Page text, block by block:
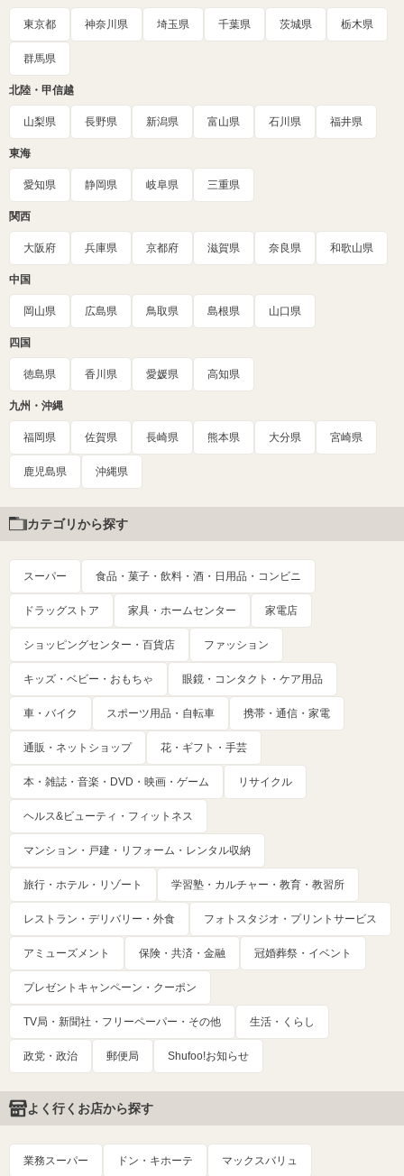
東京都 神奈川県 埼玉県 千葉県 茨城県 栃木県
群馬県
北陸・甲信越
山梨県 長野県 新潟県 富山県 石川県 福井県
東海
愛知県 静岡県 岐阜県 三重県
関西
大阪府 兵庫県 京都府 滋賀県 奈良県 和歌山県
中国
岡山県 広島県 鳥取県 島根県 山口県
四国
徳島県 香川県 愛媛県 高知県
九州・沖縄
福岡県 佐賀県 長崎県 熊本県 大分県 宮崎県
鹿児島県 沖縄県
カテゴリから探す
スーパー 食品・菓子・飲料・酒・日用品・コンビニ
ドラッグストア 家具・ホームセンター 家電店
ショッピングセンター・百貨店 ファッション
キッズ・ベビー・おもちゃ 眼鏡・コンタクト・ケア用品
車・バイク スポーツ用品・自転車 携帯・通信・家電
通販・ネットショップ 花・ギフト・手芸
本・雑誌・音楽・DVD・映画・ゲーム リサイクル
ヘルス&ビューティ・フィットネス
マンション・戸建・リフォーム・レンタル収納
旅行・ホテル・リゾート 学習塾・カルチャー・教育・教習所
レストラン・デリバリー・外食 フォトスタジオ・プリントサービス
アミューズメント 保険・共済・金融 冠婚葬祭・イベント
プレゼントキャンペーン・クーポン
TV局・新聞社・フリーペーパー・その他 生活・くらし
政党・政治 郵便局 Shufoo!お知らせ
よく行くお店から探す
業務スーパー ドン・キホーテ マックスバリュ